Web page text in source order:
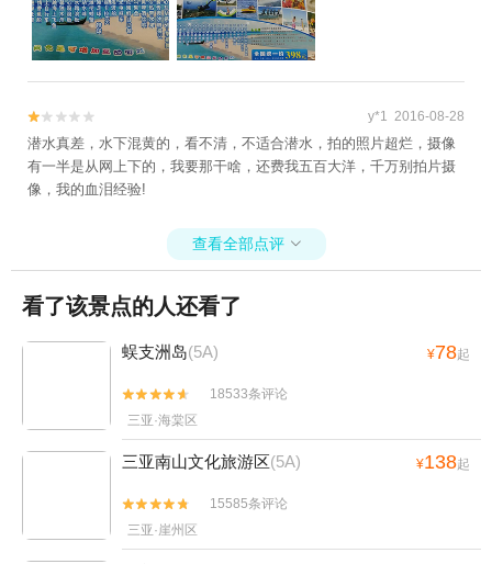
没有！花了六百两银子买了一个教训。唯一值得提一下的是乘坐的琼
A30723司机师傅很辛苦，车接车送，往，在哪上车，回，在哪下车比
较欣慰！孩子玩的很高兴，在他的世界里只有沙滩，大海和海洋生
物！呵呵乐得其所啊

 y*1 2016-08-28
潜水真差，水下混黄的，看不清，不适合潜水，拍的照片超烂，摄像
有一半是从网上下的，我要那干啥，还费我五百大洋，千万别拍片摄
像，我的血泪经验!
查看全部点评 
看了该景点的人还看了
蜈支洲岛(5A) ¥78起


18533条评论
三亚·海棠区
三亚南山文化旅游区(5A) ¥138起


15585条评论
三亚·崖州区